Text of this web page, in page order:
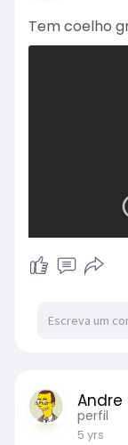
Tem coelho
Andre
perfil
5 yrs